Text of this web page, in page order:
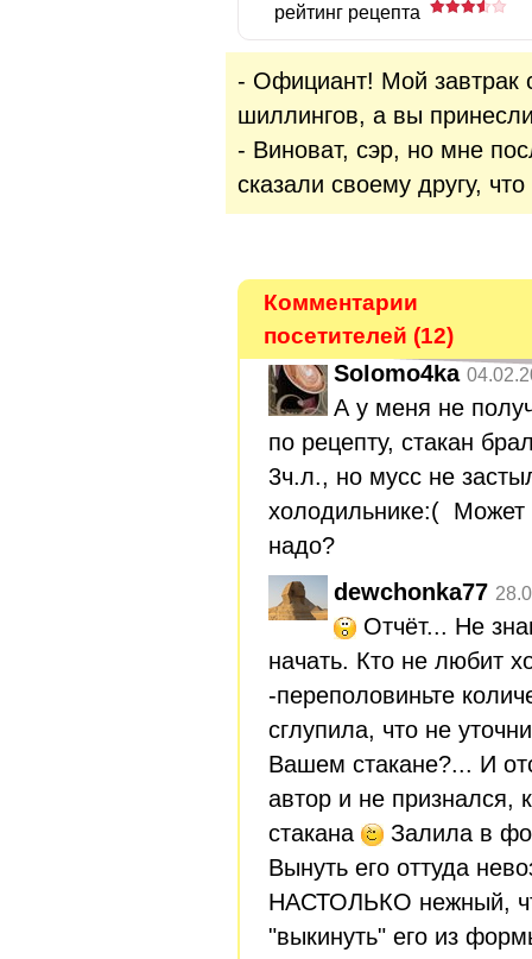
рейтинг рецепта
- Официант! Мой завтрак
шиллингов, а вы
- Виноват, сэр, но мне
сказали своему другу,
Комментарии
посетителей (12)
Solomo4ka
А у меня не
по рецепту, стакан
3ч.л., но мусс не
холодильнике:( Может
надо?
dewchonka77
Отчёт... Не
начать. Кто не любит
-переполовиньте
сглупила, что не
Вашем стакане?... И
автор и не признался,
стакана
Залила в
Вынуть его оттуда
НАСТОЛЬКО нежный,
"выкинуть" его из